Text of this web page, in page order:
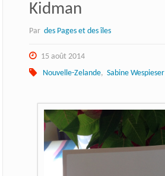
Kidman
Par des Pages et des îles
15 août 2014
Nouvelle-Zelande, Sabine Wespieser